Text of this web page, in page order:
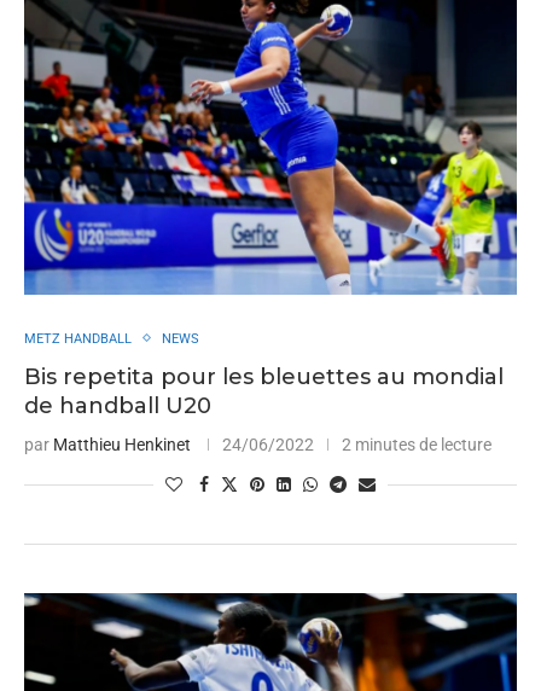
METZ HANDBALL NEWS
Bis repetita pour les bleuettes au mondial
de handball U20
par Matthieu Henkinet 24/06/2022 2 minutes de lecture